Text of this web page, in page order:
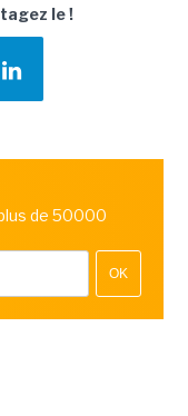
le !
de 50000
OK